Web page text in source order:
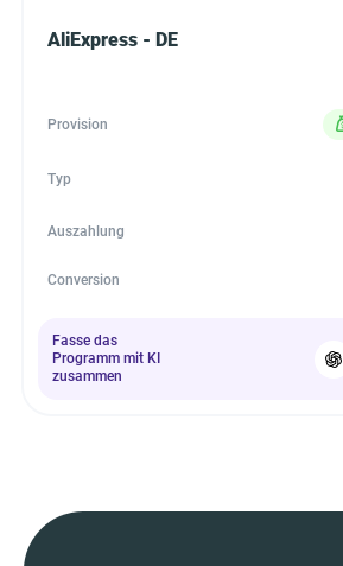
AliExpress - DE
Provision
Typ
Auszahlung
Conversion
Fasse das
Programm mit KI
zusammen